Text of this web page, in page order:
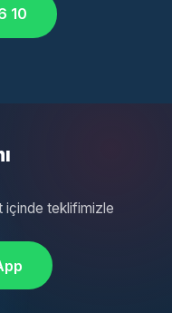
10
içinde teklifimizle